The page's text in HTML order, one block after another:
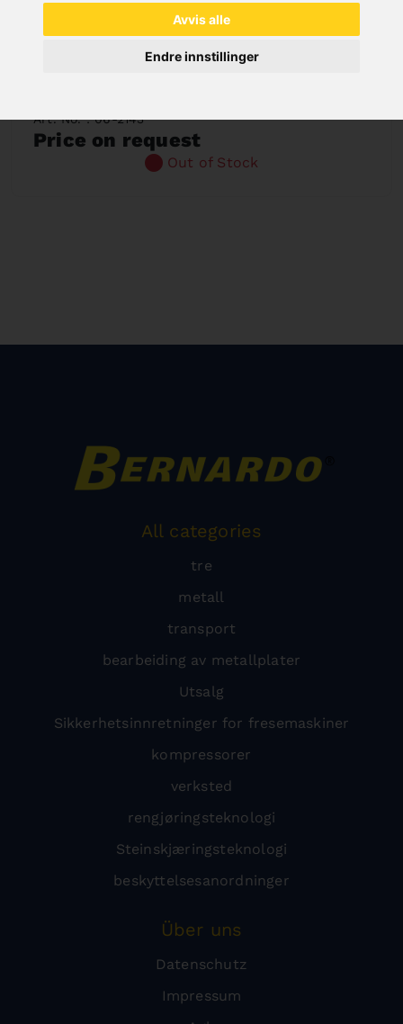
Avvis alle
Endre innstillinger
Art. No. : 06-2143
Price on request
Out of Stock
All categories
tre
metall
transport
bearbeiding av metallplater
Utsalg
Sikkerhetsinnretninger for fresemaskiner
kompressorer
verksted
rengjøringsteknologi
Steinskjæringsteknologi
beskyttelsesanordninger
Über uns
Datenschutz
Impressum